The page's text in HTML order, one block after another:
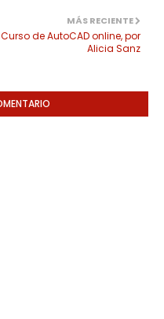
MÁS RECIENTE
Curso de AutoCAD online, por
Alicia Sanz